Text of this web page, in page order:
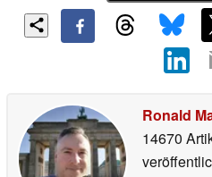
Ronald
14670